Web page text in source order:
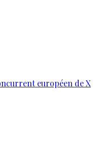
européen de X